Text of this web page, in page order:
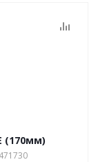
(170мм)